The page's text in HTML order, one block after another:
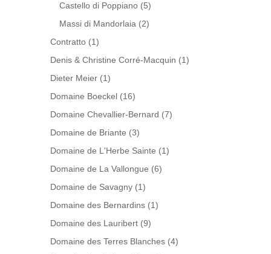
Castello di Poppiano (5)
Massi di Mandorlaia (2)
Contratto (1)
Denis & Christine Corré-Macquin (1)
Dieter Meier (1)
Domaine Boeckel (16)
Domaine Chevallier-Bernard (7)
Domaine de Briante (3)
Domaine de L'Herbe Sainte (1)
Domaine de La Vallongue (6)
Domaine de Savagny (1)
Domaine des Bernardins (1)
Domaine des Lauribert (9)
Domaine des Terres Blanches (4)